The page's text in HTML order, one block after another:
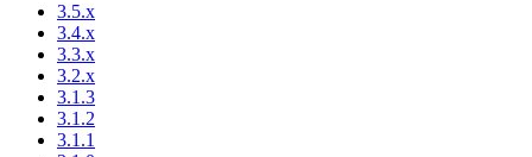
3.5.x
3.4.x
3.3.x
3.2.x
3.1.3
3.1.2
3.1.1